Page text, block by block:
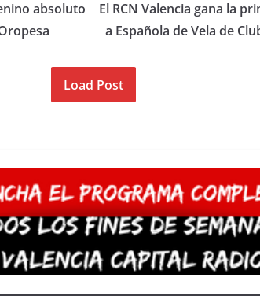
absoluto
El RCN Valencia gana la
a Española de Vela de
Load Post